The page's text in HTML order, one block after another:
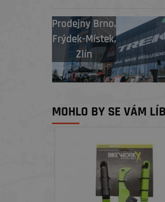
ProdejnyBrno,
Frýdek-Místek,
Zlín
MOHLO BY SE VÁM